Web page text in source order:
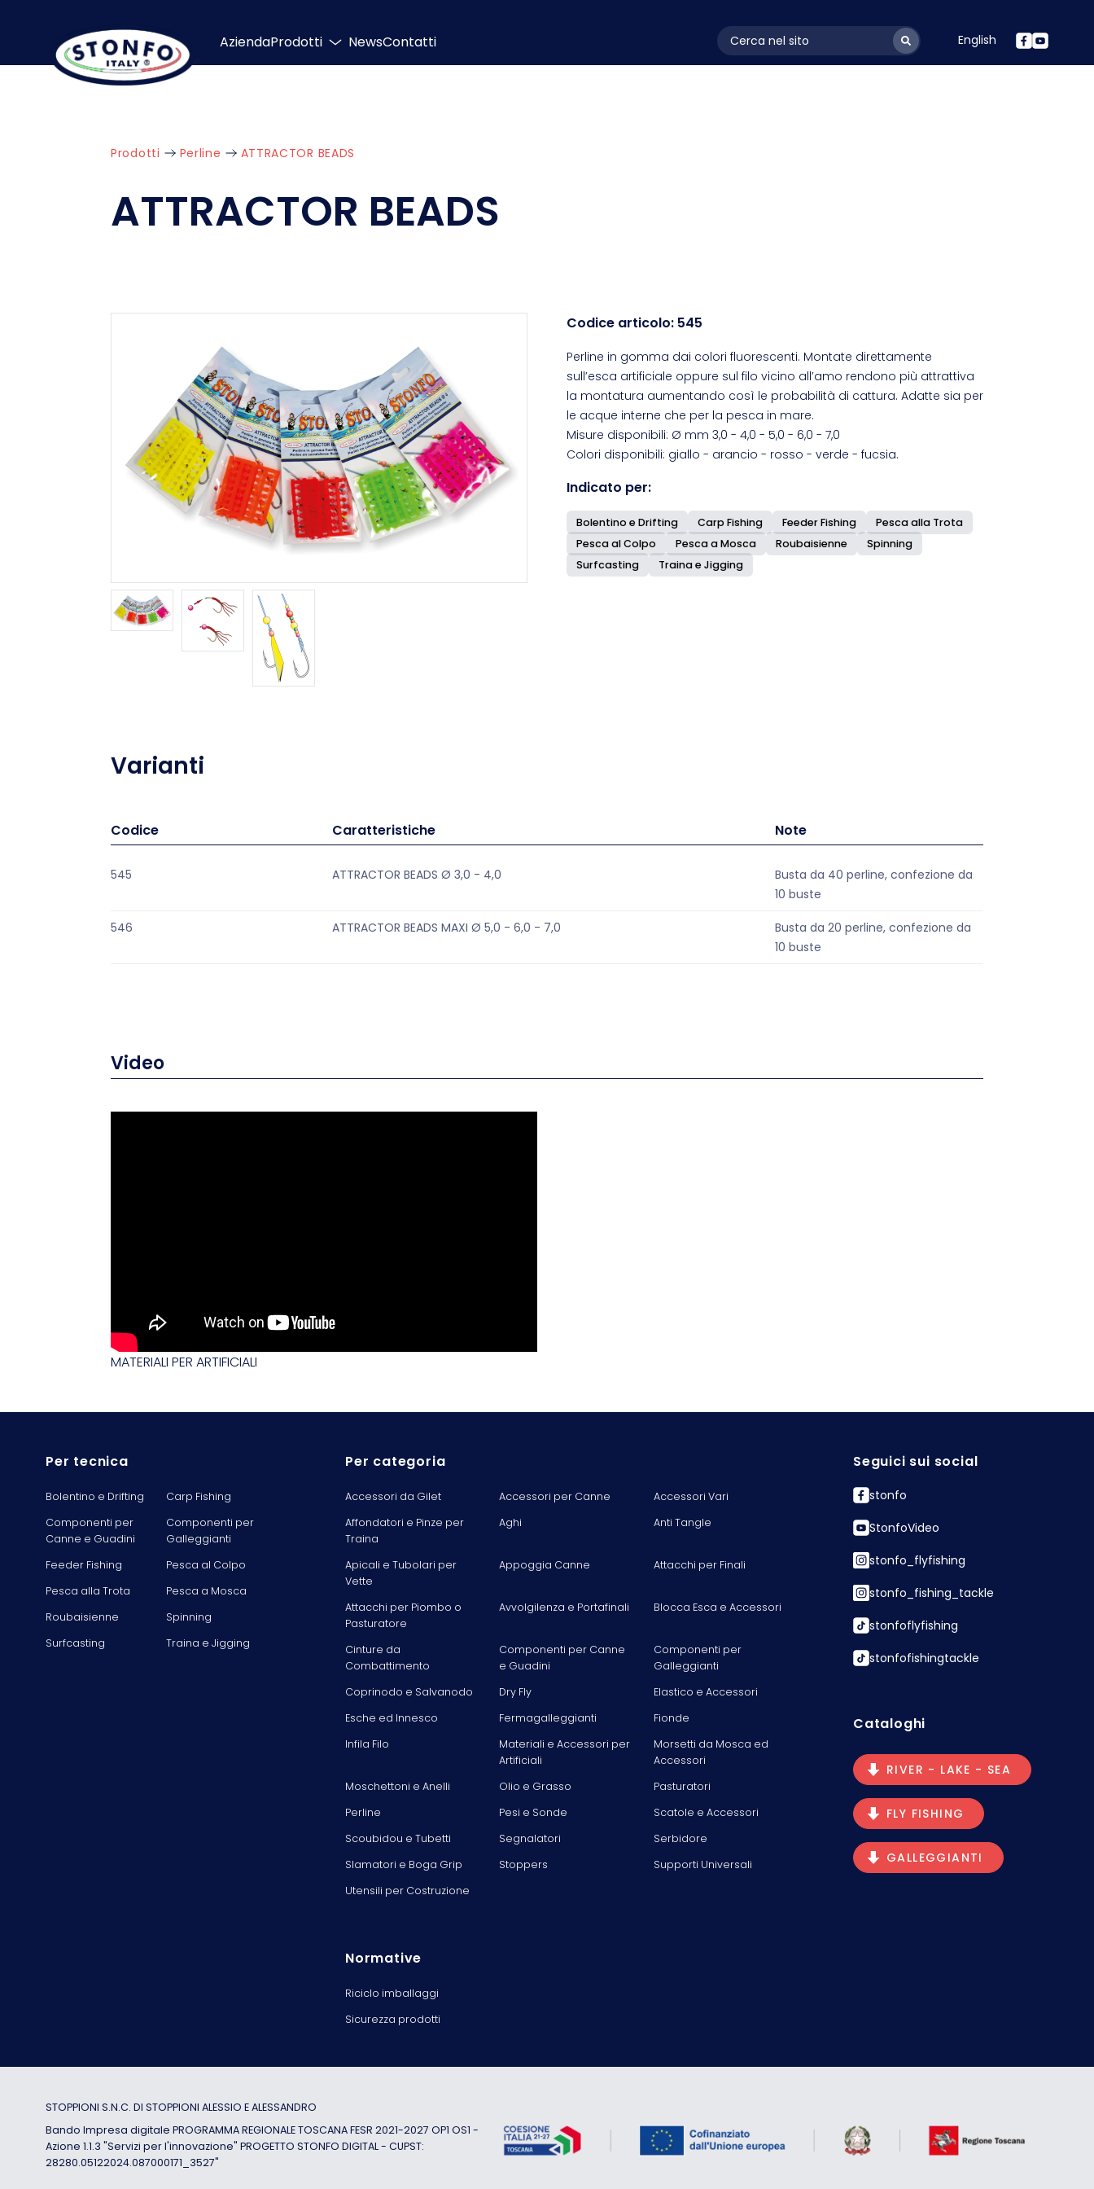
AziendaProdotti NewsContatti layoutSearchLabel English
Prodotti Perline ATTRACTOR BEADS
ATTRACTOR BEADS
Codice articolo: 545
Perline in gomma dai colori fluorescenti. Montate direttamente
sull’esca artificiale oppure sul filo vicino all’amo rendono più attrattiva
la montatura aumentando così le probabilità di cattura. Adatte sia per
le acque interne che per la pesca in mare.
Misure disponibili: Ø mm 3,0 - 4,0 - 5,0 - 6,0 - 7,0
Colori disponibili: giallo - arancio - rosso - verde - fucsia.
Indicato per:
Bolentino e Drifting Carp Fishing Feeder Fishing
Pesca alla Trota
Pesca al Colpo
Pesca a Mosca Roubaisienne
Spinning
Surfcasting
Traina e Jigging
Varianti
Codice Caratteristiche Note
545 ATTRACTOR BEADS Ø 3,0 - 4,0
Busta da 40 perline, confezione da
10 buste
546 ATTRACTOR BEADS MAXI Ø 5,0 - 6,0 - 7,0
Busta da 20 perline, confezione da
10 buste
Video
MATERIALI PER ARTIFICIALI
Per tecnica
Bolentino e Drifting
Carp Fishing
Componenti per
Canne e Guadini
Componenti per
Galleggianti
Feeder Fishing
Pesca al Colpo
Pesca alla Trota
Pesca a Mosca
Roubaisienne
Spinning
Surfcasting
Traina e Jigging
Per categoria
Accessori da Gilet Accessori per Canne
Accessori Vari
Affondatori e Pinze per
Traina
Aghi Anti Tangle
Apicali e Tubolari per
Vette
Appoggia Canne Attacchi per Finali
Attacchi per Piombo o
Pasturatore
Avvolgilenza e Portafinali Blocca Esca e Accessori
Cinture da
Combattimento
Componenti per Canne
e Guadini
Componenti per
Galleggianti
Coprinodo e Salvanodo
Dry Fly
Elastico e Accessori
Esche ed Innesco
Fermagalleggianti
Fionde
Infila Filo
Materiali e Accessori per
Artificiali
Morsetti da Mosca ed
Accessori
Moschettoni e Anelli
Olio e Grasso
Pasturatori
Perline
Pesi e Sonde
Scatole e Accessori
Scoubidou e Tubetti
Segnalatori
Serbidore
Slamatori e Boga Grip
Stoppers
Supporti Universali
Utensili per Costruzione
Normative
Riciclo imballaggi
Sicurezza prodotti
Seguici sui social
stonfo
StonfoVideo
stonfo_flyfishing
stonfo_fishing_tackle
stonfoflyfishing
stonfofishingtackle
Cataloghi
RIVER - LAKE - SEA
FLY FISHING
GALLEGGIANTI
STOPPIONI S.N.C. DI STOPPIONI ALESSIO E ALESSANDRO
Bando Impresa digitale PROGRAMMA REGIONALE TOSCANA FESR 2021-2027 OP1 OS1 -
Azione 1.1.3 "Servizi per l'innovazione" PROGETTO STONFO DIGITAL - CUPST:
28280.05122024.087000171_3527"